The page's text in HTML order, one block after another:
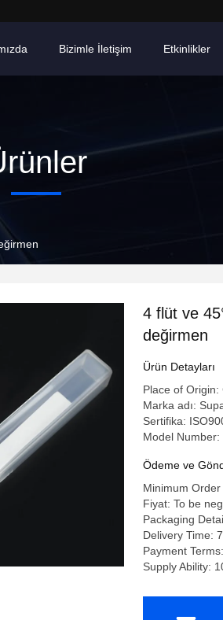
Bizimle İletişim Etkinlikler
4 flüt ve
değirmen
Ürün Detayları
Place of
Marka adı:
Sertifika:
Model
Ödeme ve
Minimum
Fiyat: To be
Packaging
Delivery Time:
Payment
Supply Ability: